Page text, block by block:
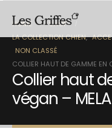
HOME
SHOP
LA COLLECTION CHIEN,
NON CLASSÉ
COLLIER HAUT DE GAMME EN
Collier haut
végan – MELA